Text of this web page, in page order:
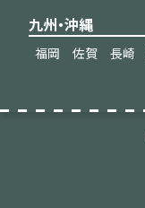
九州・沖縄
福岡 佐賀 長崎